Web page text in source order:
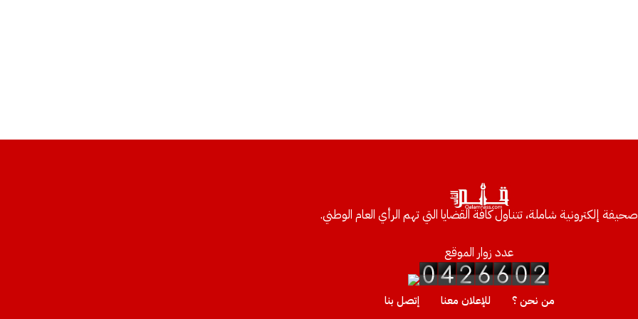
صحيفة إلكترونية شاملة، تتناول كافة القضايا التي تهم الرأي العام الوطني.
عدد زوار الموقع
من نحن ؟ للإعلان معنا إتصل بنا